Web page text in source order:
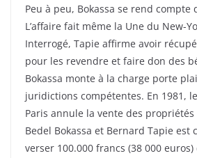
Peu à peu, Bokassa se rend compte
L’affaire fait même la Une du New-
Interrogé, Tapie affirme avoir
pour les revendre et faire don des
Bokassa monte à la charge porte
juridictions compétentes. En 1981,
Paris annule la vente des propriétés
Bedel Bokassa et Bernard Tapie est
verser 100.000 francs (38 000